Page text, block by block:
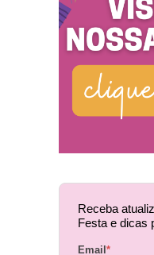
Receba
Festa e dicas
Email *